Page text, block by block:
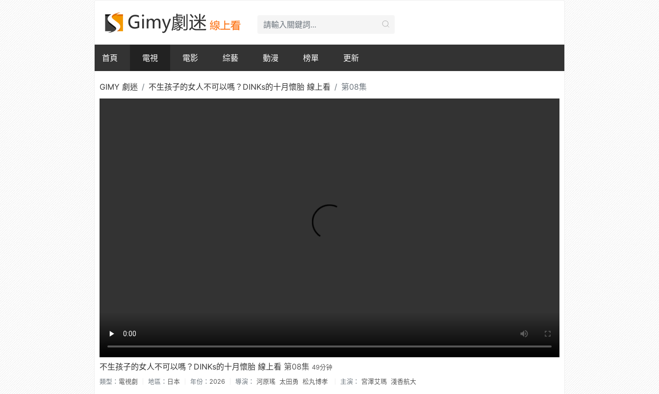
首頁 電視 電影 綜藝 動漫 榜單 更新
GIMY 劇迷 不生孩子的女人不可以嗎？DINKs的十月懷胎 線上看 第08集
不生孩子的女人不可以嗎？DINKs的十月懷胎 線上看 第08集 49分钟
類型： 電視劇 地區： 日本 年份： 2026 導演： 河原瑤 太田勇 松丸博孝 主演： 宮澤艾瑪 淺香航大